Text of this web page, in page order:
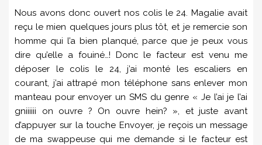
Nous avons donc ouvert nos colis le 24. Magalie avait
reçu le mien quelques jours plus tôt, et je remercie son
homme qui l’a bien planqué, parce que je peux vous
dire qu’elle a fouiné…! Donc le facteur est venu me
déposer le colis le 24, j’ai monté les escaliers en
courant, j’ai attrapé mon téléphone sans enlever mon
manteau pour envoyer un SMS du genre « Je l’ai je l’ai
gniiiiii on ouvre ? On ouvre hein? », et juste avant
d’appuyer sur la touche Envoyer, je reçois un message
de ma swappeuse qui me demande si le facteur est